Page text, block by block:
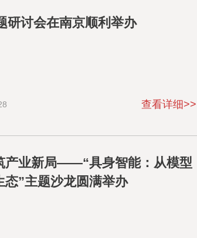
研讨会在南京顺利举办
查看详细>>
产业新局——“具身智能：从模型
”主题沙龙圆满举办